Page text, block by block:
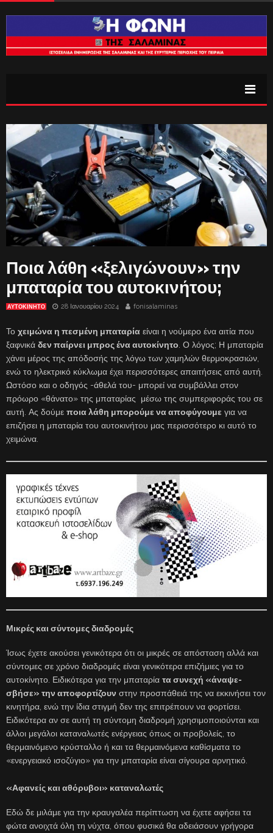
Ποια λάθη «ξελιγώνουν» την
μπαταρία του αυτοκινήτου;
ΑΥΤΟΚΙΝΗΤΟ 28 Ιανουαρίου 2024 fonisalaminas
Το χειμώνα η πεσμένη μπαταρία είναι η νούμερο ένα αιτία που
ξαφνικά δεν παίρνει μπρος ένα αυτοκίνητο . Ο λόγος; Η μπαταρία
χάνει μέρος της απόδοσής της λόγω των χαμηλών θερμοκρασιών,
ενώ το ηλεκτρικό κύκλωμα έχει περισσότερες απαιτήσεις από αυτή.
Ωστόσο και ο οδηγός -άθελά του- μπορεί να συμβάλλει στον
πρόωρο «θάνατο» της μπαταρίας μέσω της συμπεριφοράς του σε
αυτή. Ας δούμε ποια λάθη μπορούμε να αποφύγουμε για να
επιζήσει η μπαταρία του αυτοκινήτου μας περισσότερο κι αυτό το
χειμώνα.
Μικρές και σύντομες διαδρομές
Ίσως έχετε ακούσει γενικότερα ότι οι μικρές σε απόσταση αλλά και
σύντομες σε χρόνο διαδρομές είναι γενικότερα επιζήμιες για το
αυτοκίνητο. Ειδικότερα για την μπαταρία τα συνεχή «άναψε-
σβήσε» την αποφορτίζουν στην προσπάθειά της να εκκινήσει τον
κινητήρα, ενώ την ίδια στιγμή δεν της επιτρέπουν να φορτίσει.
Ειδικότερα αν σε αυτή τη σύντομη διαδρομή χρησιμοποιούνται και
άλλοι μεγάλοι καταναλωτές ενέργειας όπως οι προβολείς, το
θερμαινόμενο κρύσταλλο ή και τα θερμαινόμενα καθίσματα το
«ενεργειακό ισοζύγιο» για την μπαταρία είναι σίγουρα αρνητικό.
«Αφανείς και αθόρυβοι» καταναλωτές
Εδώ δε μιλάμε για την κραυγαλέα περίπτωση να έχετε αφήσει τα
φώτα ανοιχτά όλη τη νύχτα, όπου φυσικά θα αδειάσουν γρήγορα